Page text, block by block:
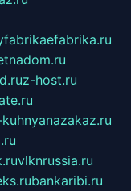
z-host.ru
vlknrussia.ru
bankaribi.ru